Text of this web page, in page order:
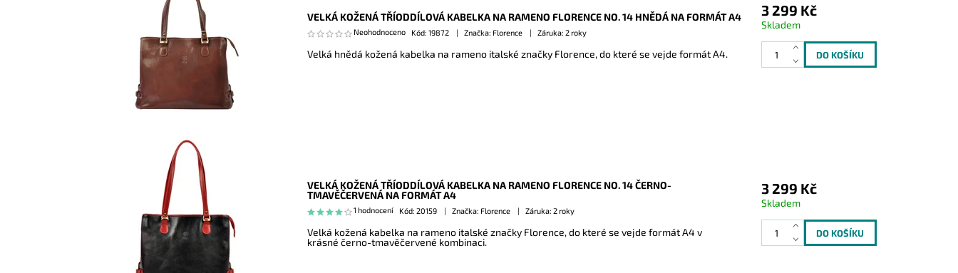
VELKÁ KOŽENÁ TŘÍODDÍLOVÁ KABELKA NA RAMENO FLORENCE NO. 14 HNĚDÁ NA FORMÁT A4
Neohodnoceno Kód: 19872 Značka: Florence Záruka: 2 roky
Velká hnědá kožená kabelka na rameno italské značky Florence, do které se vejde formát A4.
3 299 Kč
Skladem
VELKÁ KOŽENÁ TŘÍODDÍLOVÁ KABELKA NA RAMENO FLORENCE NO. 14 ČERNO-
TMAVĚČERVENÁ NA FORMÁT A4
1 hodnocení Kód: 20159 Značka: Florence Záruka: 2 roky
Velká kožená kabelka na rameno italské značky Florence, do které se vejde formát A4 v
krásné černo-tmavěčervené kombinaci.
3 299 Kč
Skladem